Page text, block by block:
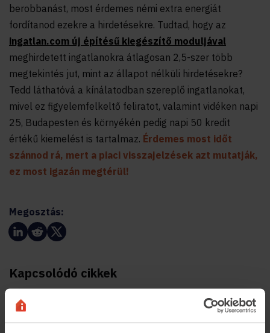
berobbanást, most érdemes némi extra energiát
fordítanod ezekre a hirdetésekre. Tudtad, hogy az
ingatlan.com új építésű kiegészítő moduljával
meghirdetett ingatlanokra átlagosan 2,5-szer több
megtekintés jut, mint az állapot nélküli hirdetésekre?
Tedd láthatóvá a kínálatodban szereplő ingatlanokat,
mivel ez figyelemfelkeltő feliratot, valamint vidéken napi
25, Budapesten és környékén pedig napi 50 kredit
értékű kiemelést is tartalmaz. Érdemes most időt
szánnod rá, mert a piaci visszajelzések azt mutatják,
ez most igazán megtérül!
Megosztás:
Kapcsolódó cikkek